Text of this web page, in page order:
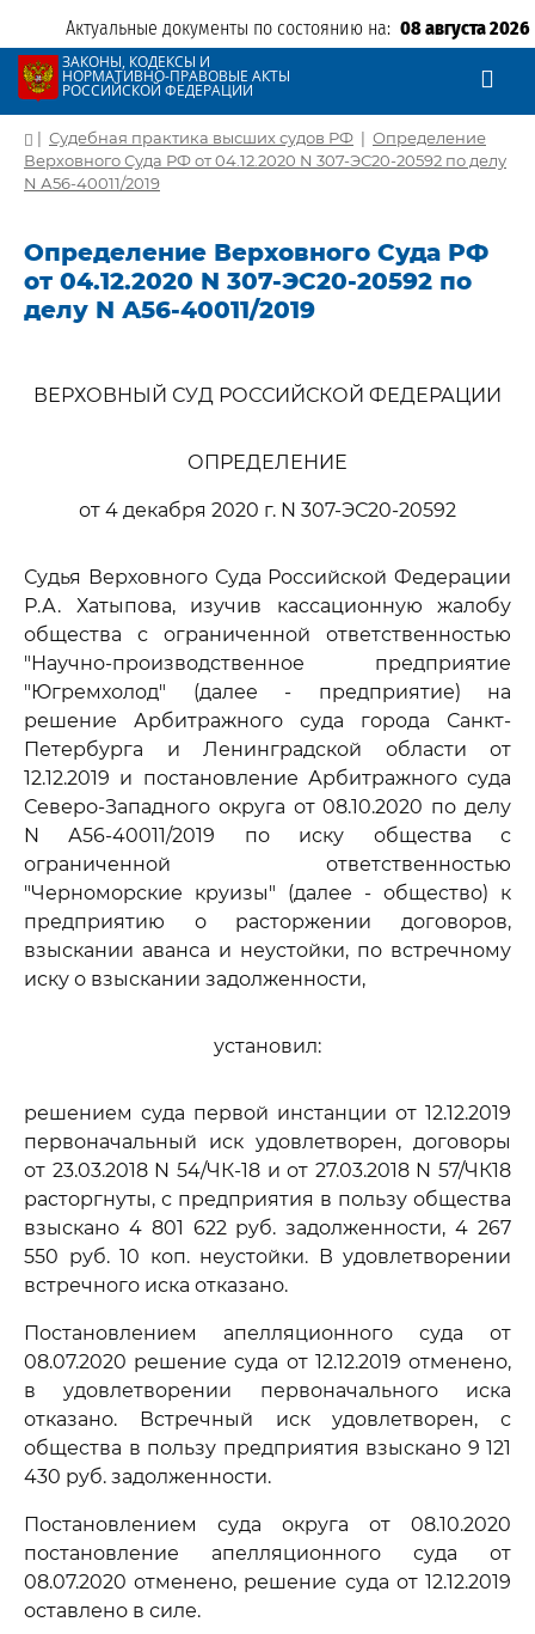
Актуальные документы по состоянию на: 08 августа 2026
ЗАКОНЫ, КОДЕКСЫ И
НОРМАТИВНО-ПРАВОВЫЕ АКТЫ
РОССИЙСКОЙ ФЕДЕРАЦИИ
| Судебная практика высших судов РФ | Определение
Верховного Суда РФ от 04.12.2020 N 307-ЭС20-20592 по делу
N А56-40011/2019
Определение Верховного Суда РФ
от 04.12.2020 N 307-ЭС20-20592 по
делу N А56-40011/2019
ВЕРХОВНЫЙ СУД РОССИЙСКОЙ ФЕДЕРАЦИИ
ОПРЕДЕЛЕНИЕ
от 4 декабря 2020 г. N 307-ЭС20-20592
Судья Верховного Суда Российской Федерации
Р.А. Хатыпова, изучив кассационную жалобу
общества с ограниченной ответственностью
"Научно-производственное предприятие
"Югремхолод" (далее - предприятие) на
решение Арбитражного суда города Санкт-
Петербурга и Ленинградской области от
12.12.2019 и постановление Арбитражного суда
Северо-Западного округа от 08.10.2020 по делу
N А56-40011/2019 по иску общества с
ограниченной ответственностью
"Черноморские круизы" (далее - общество) к
предприятию о расторжении договоров,
взыскании аванса и неустойки, по встречному
иску о взыскании задолженности,
установил:
решением суда первой инстанции от 12.12.2019
первоначальный иск удовлетворен, договоры
от 23.03.2018 N 54/ЧК-18 и от 27.03.2018 N 57/ЧК18
расторгнуты, с предприятия в пользу общества
взыскано 4 801 622 руб. задолженности, 4 267
550 руб. 10 коп. неустойки. В удовлетворении
встречного иска отказано.
Постановлением апелляционного суда от
08.07.2020 решение суда от 12.12.2019 отменено,
в удовлетворении первоначального иска
отказано. Встречный иск удовлетворен, с
общества в пользу предприятия взыскано 9 121
430 руб. задолженности.
Постановлением суда округа от 08.10.2020
постановление апелляционного суда от
08.07.2020 отменено, решение суда от 12.12.2019
оставлено в силе.